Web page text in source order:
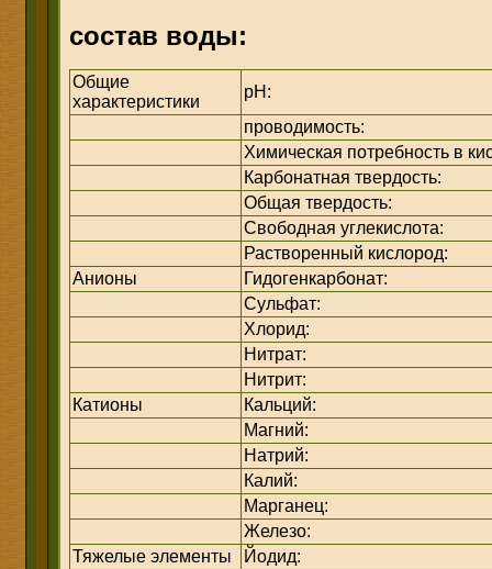
состав воды:
Общие
характеристики
pH:
проводимость:
Химическая потребность в
Карбонатная твердость:
Общая твердость:
Свободная углекислота:
Растворенный кислород:
Анионы
Гидогенкарбонат:
Сульфат:
Хлорид:
Нитрат:
Нитрит:
Катионы
Кальций:
Магний:
Натрий:
Калий:
Марганец:
Железо:
Тяжелые элементы
Йодид: